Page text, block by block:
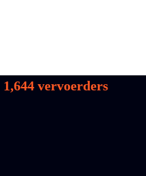
1,644vervoerders